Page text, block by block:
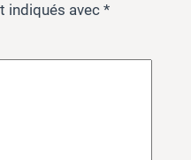
indiqués avec *